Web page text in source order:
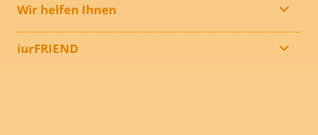
Wir helfen Ihnen
iurFRIEND